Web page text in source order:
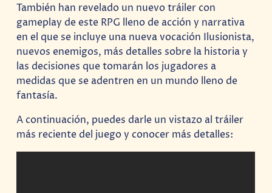
También han revelado un nuevo tráiler con
gameplay de este RPG lleno de acción y narrativa
en el que se incluye una nueva vocación Ilusionista,
nuevos enemigos, más detalles sobre la historia y
las decisiones que tomarán los jugadores a
medidas que se adentren en un mundo lleno de
fantasía.
A continuación, puedes darle un vistazo al tráiler
más reciente del juego y conocer más detalles: